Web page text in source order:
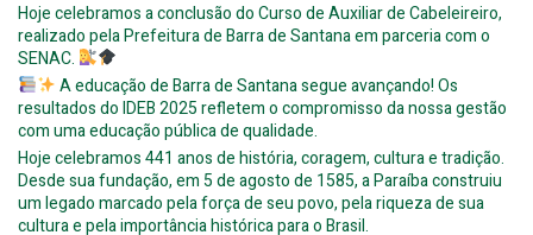
Hoje celebramos a conclusão do Curso de Auxiliar de Cabeleireiro,
realizado pela Prefeitura de Barra de Santana em parceria com o
SENAC.
A educação de Barra de Santana segue avançando! Os
resultados do IDEB 2025 refletem o compromisso da nossa gestão
com uma educação pública de qualidade.
Hoje celebramos 441 anos de história, coragem, cultura e tradição.
Desde sua fundação, em 5 de agosto de 1585, a Paraíba construiu
um legado marcado pela força de seu povo, pela riqueza de sua
cultura e pela importância histórica para o Brasil.